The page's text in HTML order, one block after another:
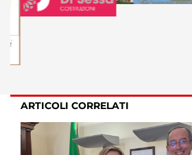
ARTICOLI CORRELATI